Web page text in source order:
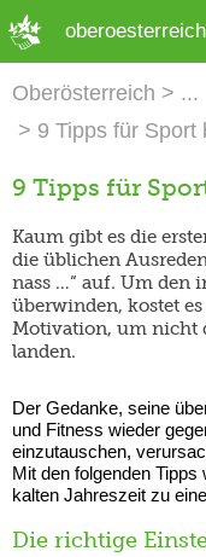
Oberösterreich
9 Tipps für Sport
9 Tipps für
Kaum gibt es die
die üblichen
nass …“ auf. Um den
überwinden, kostet
Motivation, um nicht
landen.
Der Gedanke, seine
und Fitness wieder
einzutauschen,
Mit den folgenden
kalten Jahreszeit zu
Die richtige